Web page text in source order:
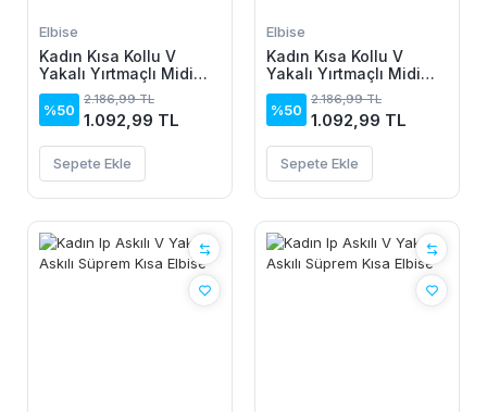
Elbise
Kadın Kısa Kollu V
Yakalı Yırtmaçlı Midi
Boy Viskon Elbise
%50
2.186,99 TL
1.092,99 TL
Sepete Ekle
Elbise
Kadın Kısa Kollu V
Yakalı Yırtmaçlı Midi
Boy Viskon Elbise
%50
2.186,99 TL
1.092,99 TL
Sepete Ekle